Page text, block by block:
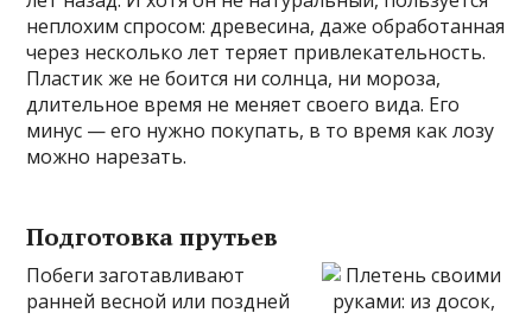
неплохим спросом: древесина, даже обработанная
через несколько лет теряет привлекательность.
Пластик же не боится ни солнца, ни мороза,
длительное время не меняет своего вида. Его
минус — его нужно покупать, в то время как лозу
можно нарезать.
Подготовка прутьев
Побеги заготавливают
ранней весной или поздней